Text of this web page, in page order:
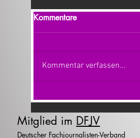
Kommentare
Kommentar verfassen...
Mitglied im DFJV
Deutscher Fachjournalisten-Verband